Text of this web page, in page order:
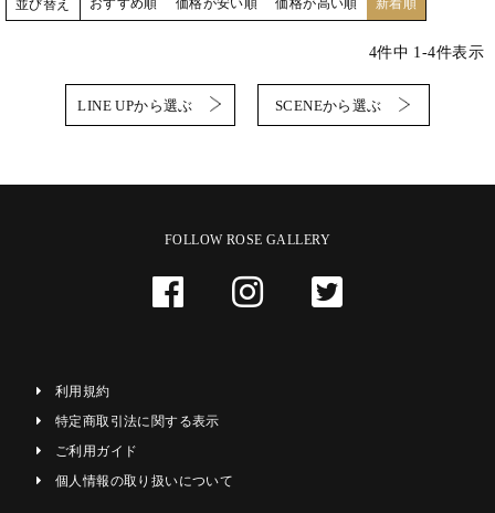
並び替え おすすめ順 価格が安い順 価格が高い順 新着順
4件中 1-4件表示
LINE UPから選ぶ SCENEから選ぶ
FOLLOW ROSE GALLERY
利用規約
特定商取引法に関する表示
ご利用ガイド
個人情報の取り扱いについて